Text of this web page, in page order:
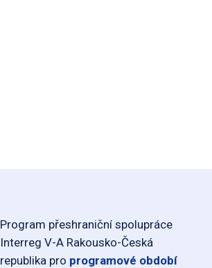
Program přeshraniční spolupráce
Interreg V-A Rakousko-Česká
republika pro programové období